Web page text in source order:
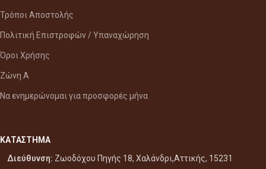
Τρόποι Αποστολής
Πολιτική Επιστροφών / Υπαναχώρηση
Όροι Χρήσης
Ζώνη Α
Να ενημερώνομαι για προσφορές μήνα
ΚΑΤΑΣΤΗΜΑ
Διεύθυνση: Ζωοδόχου Πηγής 18, Χαλάνδρι,Αττικής, 15231